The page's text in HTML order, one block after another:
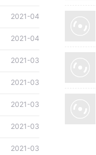
2021-04
2021-04
2021-03
2021-03
2021-03
2021-03
2021-03